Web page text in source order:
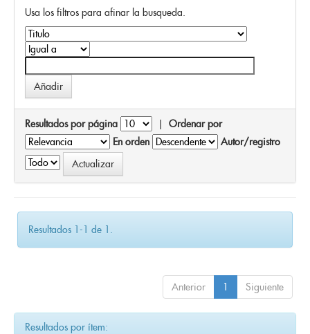
Usa los filtros para afinar la busqueda.
Resultados por página | Ordenar por
En orden
Autor/registro
Resultados 1-1 de 1.
Anterior 1 Siguiente
Resultados por ítem: